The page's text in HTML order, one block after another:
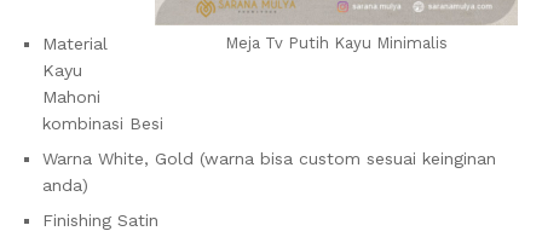
Meja Tv Putih Kayu Minimalis
Material
Kayu
Mahoni
kombinasi Besi
Warna White, Gold (warna bisa custom sesuai keinginan
anda)
Finishing Satin